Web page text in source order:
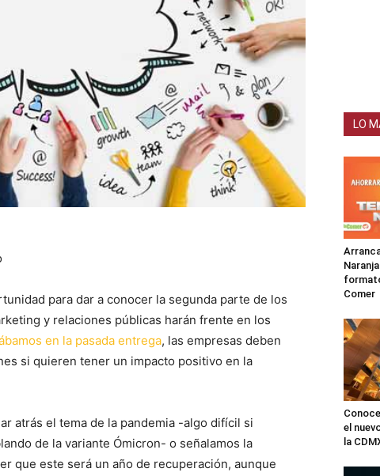
para dar a conocer la segunda parte de los
y relaciones públicas harán frente en los
en la pasada entrega, las empresas deben
si quieren tener un impacto positivo en la
atrás el tema de la pandemia -algo difícil si
de la variante Ómicron- o señalamos la
que este será un año de recuperación, aunque
LO
Comer
el
la